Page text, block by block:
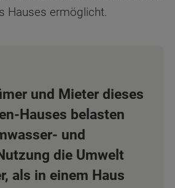
Hauses ermöglicht.
und Mieter dieses
Hauses belasten
und
die Umwelt
als in einem Haus